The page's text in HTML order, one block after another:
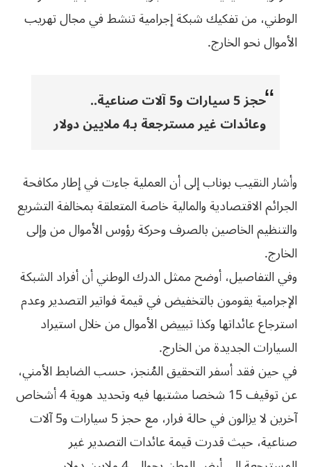
الوطني، من تفكيك شبكة إجرامية تنشط في مجال تهريب
الأموال نحو الخارج.
حجز 5 سيارات و5 آلات صناعية..
وعائدات غير مسترجعة بـ4 ملايين دولار
وأشار النقيب بوناب إلى أن العملية جاءت في إطار مكافحة
الجرائم الاقتصادية والمالية خاصة المتعلقة بمخالفة التشريع
والتنظيم الخاصين بالصرف وحركة رؤوس الأموال من وإلى
الخارج.
وفي التفاصيل، أوضح ممثل الدرك الوطني أن أفراد الشبكة
الإجرامية يقومون بالتخفيض في قيمة فواتير التصدير وعدم
استرجاع عائداتها وكذا تبييض الأموال من خلال استيراد
السيارات الجديدة من الخارج.
في حين فقد أسفر التحقيق المُنجز، حسب الضابط الأمني،
عن توقيف 15 شخصا مشتبها فيه وتحديد هوية 4 أشخاص
آخرين لا يزالون في حالة فرار، مع حجز 5 سيارات و5 آلات
صناعية، حيث قدرت قيمة عائدات التصدير غير